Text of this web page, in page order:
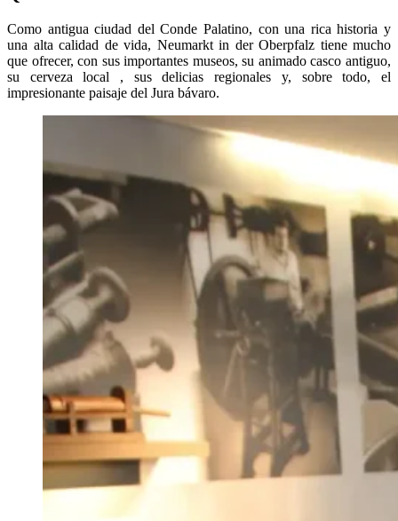
Como antigua ciudad del Conde Palatino, con una rica historia y
una alta calidad de vida, Neumarkt in der Oberpfalz tiene mucho
que ofrecer, con sus importantes museos, su animado casco antiguo,
su cerveza local , sus delicias regionales y, sobre todo, el
impresionante paisaje del Jura bávaro.